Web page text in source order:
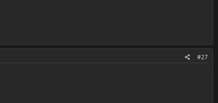
#27